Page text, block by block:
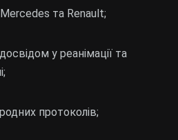
Mercedes та Renault;
у реанімації та
протоколів;